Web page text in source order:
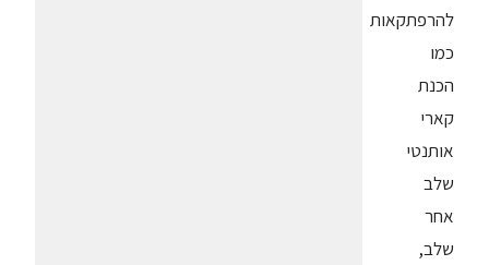
להרפתקאות
כמו
הכנת
קארי
אותנטי
שלב
אחר
שלב,